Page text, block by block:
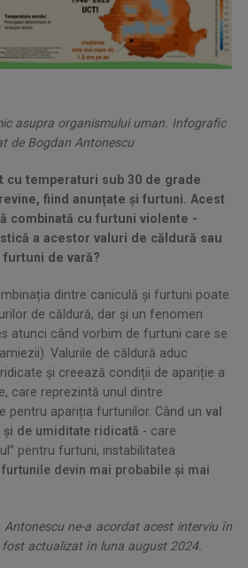
asupra organismului uman. Infografic
de Bogdan Antonescu
cu temperaturi sub 30 de grade
fiind anunțate și furtuni. Acest
combinată cu furtuni violente -
a acestor valuri de căldură sau
de vară?
dintre caniculă și furtuni poate
de căldură, dar și un fenomen
atunci când vorbim de furtuni care se
Valurile de căldură aduc
și creează condiții de apariție a
care reprezintă unul dintre
pentru apariția furtunilor. Când un val
de umiditate ridicată - care
pentru furtuni, instabilitatea
furtunile devin mai probabile și mai
ne-a acordat acest interviu în
fost actualizat în luna august 2024.